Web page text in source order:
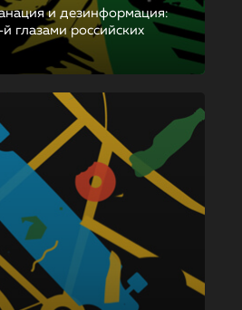
и дезинформация:
глазами российских